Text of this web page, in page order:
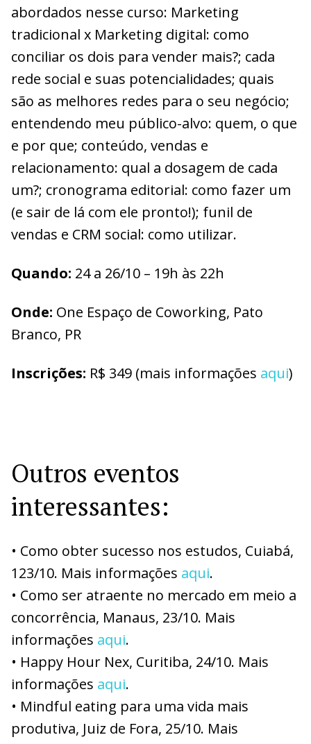
abordados nesse curso: Marketing
tradicional x Marketing digital: como
conciliar os dois para vender mais?; cada
rede social e suas potencialidades; quais
são as melhores redes para o seu negócio;
entendendo meu público-alvo: quem, o que
e por que; conteúdo, vendas e
relacionamento: qual a dosagem de cada
um?; cronograma editorial: como fazer um
(e sair de lá com ele pronto!); funil de
vendas e CRM social: como utilizar.
Quando: 24 a 26/10 – 19h às 22h
Onde: One Espaço de Coworking, Pato
Branco, PR
Inscrições: R$ 349 (mais informações aqui)
Outros eventos
interessantes:
• Como obter sucesso nos estudos, Cuiabá,
123/10. Mais informações aqui.
• Como ser atraente no mercado em meio a
concorrência, Manaus, 23/10. Mais
informações aqui.
• Happy Hour Nex, Curitiba, 24/10. Mais
informações aqui.
• Mindful eating para uma vida mais
produtiva, Juiz de Fora, 25/10. Mais